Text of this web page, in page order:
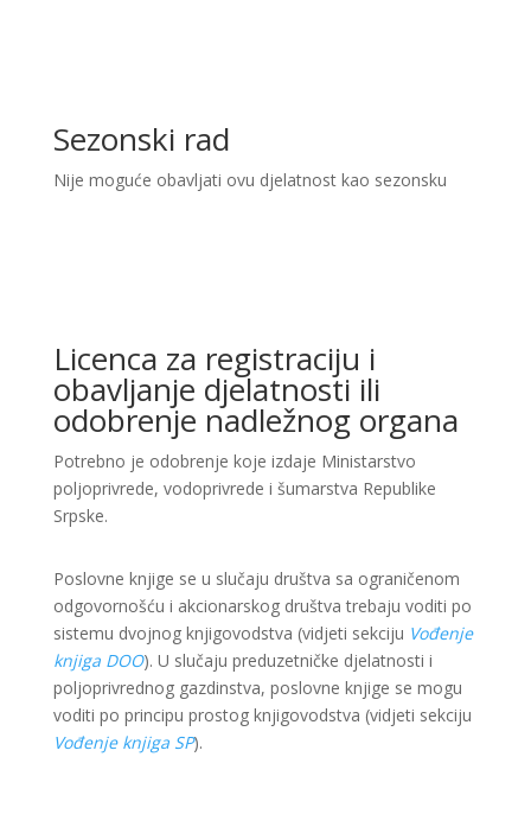
Sezonski rad
Nije moguće obavljati ovu djelatnost kao sezonsku
Licenca za registraciju i
obavljanje djelatnosti ili
odobrenje nadležnog organa
Potrebno je odobrenje koje izdaje Ministarstvo
poljoprivrede, vodoprivrede i šumarstva Republike
Srpske.
Poslovne knjige se u slučaju društva sa ograničenom
odgovornošću i akcionarskog društva trebaju voditi po
sistemu dvojnog knjigovodstva (vidjeti sekciju Vođenje
knjiga DOO). U slučaju preduzetničke djelatnosti i
poljoprivrednog gazdinstva, poslovne knjige se mogu
voditi po principu prostog knjigovodstva (vidjeti sekciju
Vođenje knjiga SP).